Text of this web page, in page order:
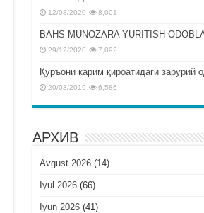
12/08/2020 8,001
BAHS-MUNOZARA YURITISH
29/12/2020 7,092
Қуръони карим қироатидаги зарурий
20/03/2019 6,586
АРХИВ
Avgust 2026(14)
Iyul 2026(66)
Iyun 2026(41)